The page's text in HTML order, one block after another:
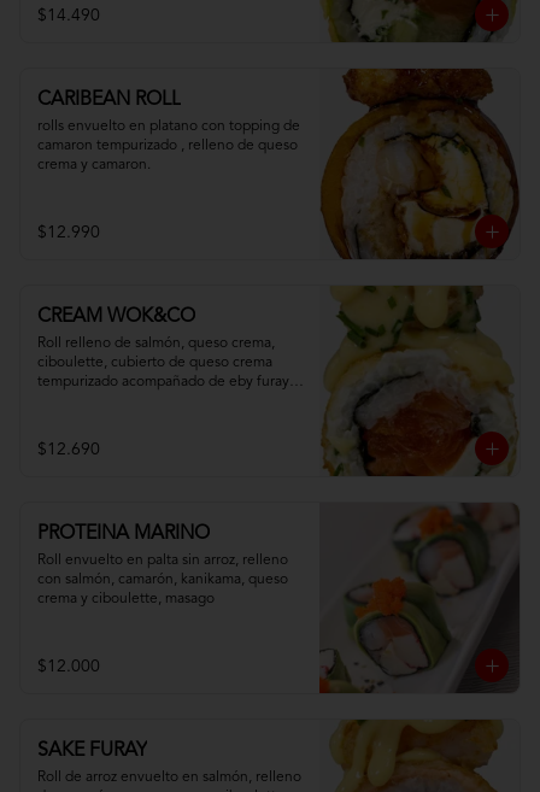
$14.490
CARIBEAN ROLL
rolls envuelto en platano con topping de
camaron tempurizado , relleno de queso
crema y camaron.
$12.990
CREAM WOK&CO
Roll relleno de salmón, queso crema,
ciboulette, cubierto de queso crema
tempurizado acompañado de eby furay y
$12.690
PROTEINA MARINO
Roll envuelto en palta sin arroz, relleno
con salmón, camarón, kanikama, queso
crema y ciboulette, masago
$12.000
SAKE FURAY
Roll de arroz envuelto en salmón, relleno